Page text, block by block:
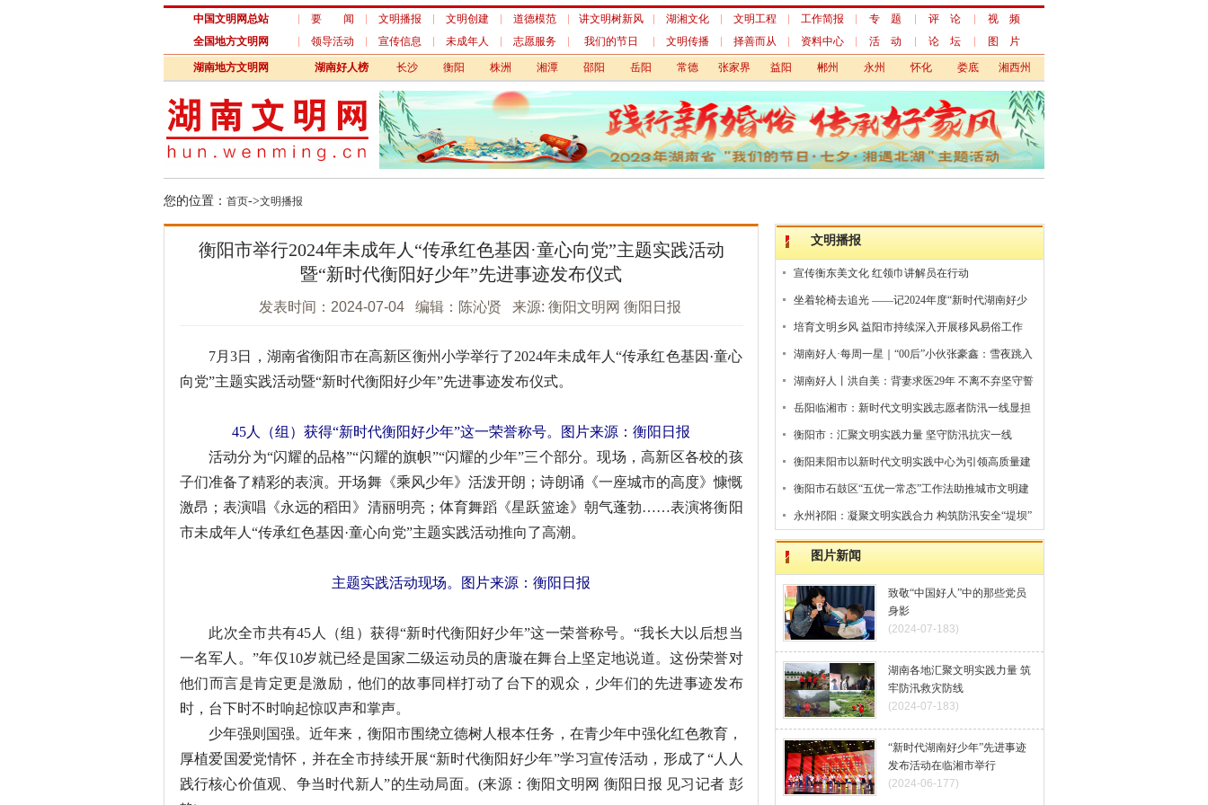
中国文明网总站 要 闻 文明播报 文明创建 道德模范 讲文明树新风 湖湘文化 文明工程 工作简报 专 题 评 论
视 频
全国地方文明网
领导活动 宣传信息 未成年人 志愿服务 我们的节日 文明传播 择善而从 资料中心 活 动 论 坛 图 片
湖南地方文明网 湖南好人榜 长沙 衡阳 株洲 湘潭 邵阳 岳阳 常德 张家界 益阳 郴州 永州 怀化 娄底 湘西州
您的位置： 首页->文明播报
衡阳市举行2024年未成年人“传承红色基因·童心向党”主题实践活动
暨“新时代衡阳好少年”先进事迹发布仪式
发表时间：2024-07-04 编辑：陈沁贤 来源: 衡阳文明网 衡阳日报
7月3日，湖南省衡阳市在高新区衡州小学举行了2024年未成年人“传承红色基因·童心
向党”主题实践活动暨“新时代衡阳好少年”先进事迹发布仪式。
45人（组）获得“新时代衡阳好少年”这一荣誉称号。图片来源：衡阳日报
活动分为“闪耀的品格”“闪耀的旗帜”“闪耀的少年”三个部分。现场，高新区各校的孩
子们准备了精彩的表演。开场舞《乘风少年》活泼开朗；诗朗诵《一座城市的高度》慷慨
激昂；表演唱《永远的稻田》清丽明亮；体育舞蹈《星跃篮途》朝气蓬勃……表演将衡阳
市未成年人“传承红色基因·童心向党”主题实践活动推向了高潮。
主题实践活动现场。图片来源：衡阳日报
此次全市共有45人（组）获得“新时代衡阳好少年”这一荣誉称号。“我长大以后想当
一名军人。”年仅10岁就已经是国家二级运动员的唐璇在舞台上坚定地说道。这份荣誉对
他们而言是肯定更是激励，他们的故事同样打动了台下的观众，少年们的先进事迹发布
时，台下时不时响起惊叹声和掌声。
少年强则国强。近年来，衡阳市围绕立德树人根本任务，在青少年中强化红色教育，
厚植爱国爱党情怀，并在全市持续开展“新时代衡阳好少年”学习宣传活动，形成了“人人
践行核心价值观、争当时代新人”的生动局面。(来源：衡阳文明网 衡阳日报 见习记者 彭
文明播报
宣传衡东美文化 红领巾讲解员在行动
坐着轮椅去追光 ——记2024年度“新时代湖南好少
年”刘新媛
培育文明乡风 益阳市持续深入开展移风易俗工作
湖南好人·每周一星｜“00后”小伙张豪鑫：雪夜跳入
冰冷池水中连救4人
湖南好人丨洪自美：背妻求医29年 不离不弃坚守誓
言
岳阳临湘市：新时代文明实践志愿者防汛一线显担
当
衡阳市：汇聚文明实践力量 坚守防汛抗灾一线
衡阳耒阳市以新时代文明实践中心为引领高质量建
设现代化文明城市纪实
衡阳市石鼓区“五优一常态”工作法助推城市文明建
设
永州祁阳：凝聚文明实践合力 构筑防汛安全“堤坝”
图片新闻
致敬“中国好人”中的那些党员
身影
(2024-07-183)
湖南各地汇聚文明实践力量 筑
牢防汛救灾防线
(2024-07-183)
“新时代湖南好少年”先进事迹
发布活动在临湘市举行
(2024-06-177)